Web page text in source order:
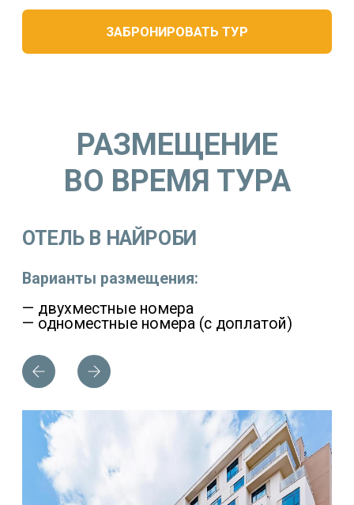
РАЗМЕЩЕНИЕ
ВО ВРЕМЯ ТУРА